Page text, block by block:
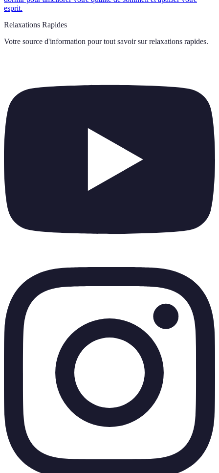
esprit.
Relaxations Rapides
Votre source d'information pour tout savoir sur relaxations rapides.